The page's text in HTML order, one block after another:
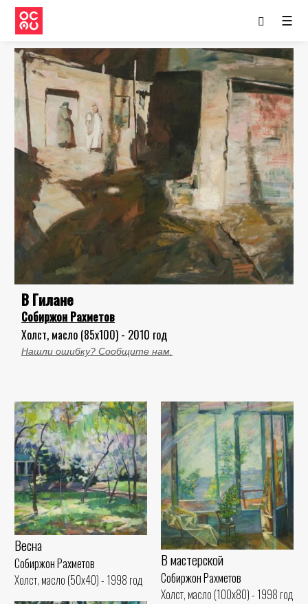
☰
В Гилане
Собиржон Рахметов
Холст, масло (85x100) - 2010 год
Нашли ошибку? Сообщите нам.
Весна
Собиржон Рахметов
Холст, масло (50x40) - 1998 год
В мастерской
Собиржон Рахметов
Холст, масло (100x80) - 1998 год